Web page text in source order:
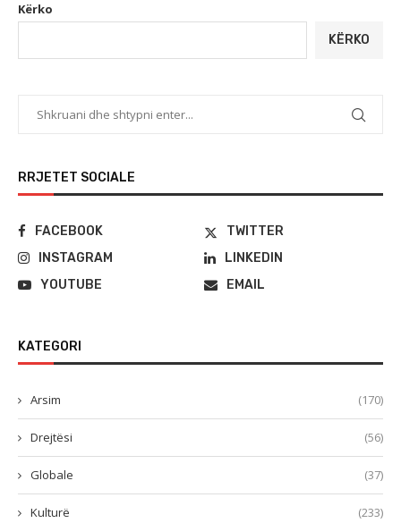
Kërko
KËRKO
RRJETET SOCIALE
FACEBOOK
TWITTER
INSTAGRAM
LINKEDIN
YOUTUBE
EMAIL
KATEGORI
Arsim (170)
Drejtësi (56)
Globale (37)
Kulturë (233)